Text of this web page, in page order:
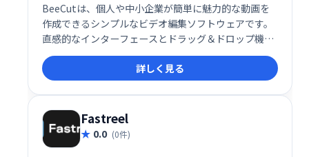
BeeCutは、個人や中小企業が簡単に魅力的な動画を
作成できるシンプルなビデオ編集ソフトウェアです。
直感的なインターフェースとドラッグ＆ドロップ機能
で、初心者でも6:9、4:3など様々なアスペクト比の動
画編集が可能です。カット、削除、マージなどの機能
も備え、数クリックで高品質な動画制作を実現しま
す。
詳しく見る
Fastreel
0.0 (0件)